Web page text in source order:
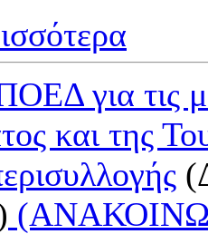
για τις
και της